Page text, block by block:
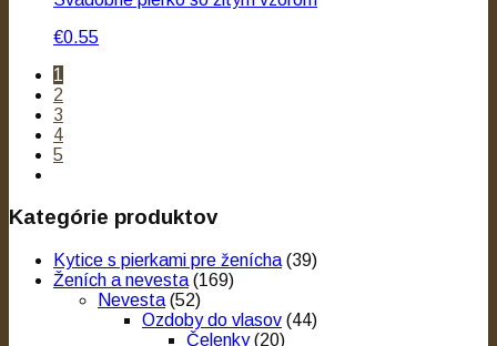
€0.55
1
2
3
4
5
Kategórie produktov
Kytice s pierkami pre ženícha (39)
Ženích a nevesta (169)
Nevesta (52)
Ozdoby do vlasov (44)
Čelenky (20)